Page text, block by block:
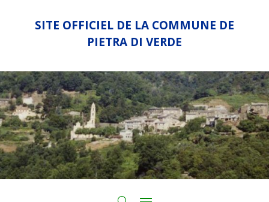
SITE OFFICIEL DE LA COMMUNE DE
PIETRA DI VERDE